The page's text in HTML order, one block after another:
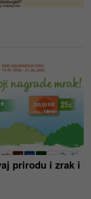
prirodu i zrak i